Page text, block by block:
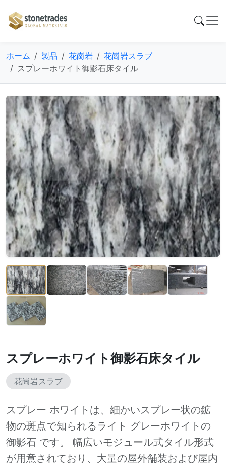
ホーム 製品 花崗岩
花崗岩スラブ
スプレーホワイト御影石床タイル
スプレーホワイト御影石床タイル
花崗岩スラブ
スプレー ホワイトは、細かいスプレー状の鉱
物の斑点で知られるライト グレーホワイトの
御影石 です。 幅広いモジュール式タイル形式
が用意されており、大量の屋外舗装および屋内